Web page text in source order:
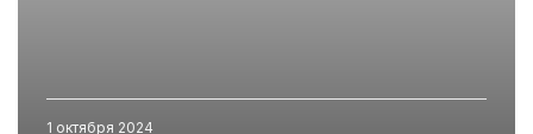
1 октября 2024